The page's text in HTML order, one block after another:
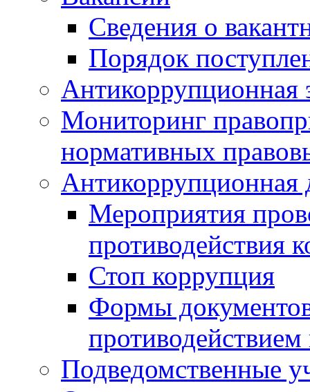
Сведения о
Порядок
Антикоррупционная
Мониторинг
нормативных
Антикоррупционная
Мероприятия
противодействия
Стоп коррупция
Формы
Подведомственные